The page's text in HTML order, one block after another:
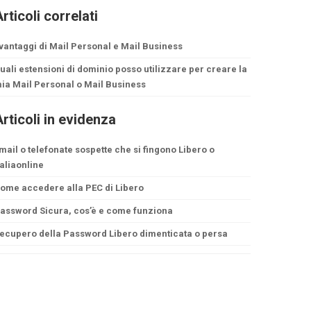
correlati
di Mail Personal e Mail Business
estensioni di dominio posso utilizzare per creare la
Mail Personal o Mail Business
in evidenza
o telefonate sospette che si fingono Libero o
accedere alla PEC di Libero
Sicura, cos’è e come funziona
della Password Libero dimenticata o persa